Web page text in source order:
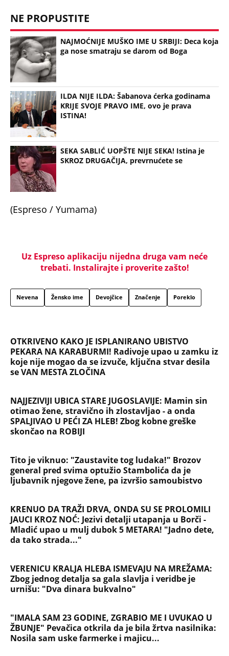
NE PROPUSTITE
NAJMOĆNIJE MUŠKO IME U SRBIJI: Deca koja
ga nose smatraju se darom od Boga
ILDA NIJE ILDA: Šabanova ćerka godinama
KRIJE SVOJE PRAVO IME, ovo je prava
ISTINA!
SEKA SABLIĆ UOPŠTE NIJE SEKA! Istina je
SKROZ DRUGAČIJA, prevrnućete se
(Espreso / Yumama)
Uz Espreso aplikaciju nijedna druga vam neće
trebati. Instalirajte i proverite zašto!
Nevena Žensko ime Devojčice Značenje Poreklo
OTKRIVENO KAKO JE ISPLANIRANO UBISTVO
PEKARA NA KARABURMI! Radivoje upao u zamku iz
koje nije mogao da se izvuče, ključna stvar desila
se VAN MESTA ZLOČINA
NAJJEZIVIJI UBICA STARE JUGOSLAVIJE: Mamin sin
otimao žene, stravično ih zlostavljao - a onda
SPALJIVAO U PEĆI ZA HLEB! Zbog kobne greške
skončao na ROBIJI
Tito je viknuo: "Zaustavite tog ludaka!" Brozov
general pred svima optužio Stambolića da je
ljubavnik njegove žene, pa izvršio samoubistvo
KRENUO DA TRAŽI DRVA, ONDA SU SE PROLOMILI
JAUCI KROZ NOĆ: Jezivi detalji utapanja u Borči -
Mladić upao u mulj dubok 5 METARA! "Jadno dete,
da tako strada..."
VERENICU KRALJA HLEBA ISMEVAJU NA MREŽAMA:
Zbog jednog detalja sa gala slavlja i veridbe je
urnišu: "Dva dinara bukvalno"
"IMALA SAM 23 GODINE, ZGRABIO ME I UVUKAO U
ŽBUNJE" Pevačica otkrila da je bila žrtva nasilnika:
Nosila sam uske farmerke i majicu...